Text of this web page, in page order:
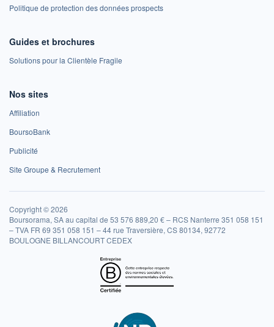
Politique de protection des données prospects
Guides et brochures
Solutions pour la Clientèle Fragile
Nos sites
Affiliation
BoursoBank
Publicité
Site Groupe & Recrutement
Copyright © 2026
Boursorama, SA au capital de 53 576 889,20 € – RCS Nanterre 351 058 151
– TVA FR 69 351 058 151 – 44 rue Traversière, CS 80134, 92772
BOULOGNE BILLANCOURT CEDEX